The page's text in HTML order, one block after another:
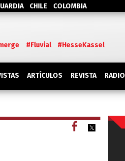
CHILE COLOMBIA
#Fluvial #HesseKassel
ARTÍCULOS REVISTA RADIO